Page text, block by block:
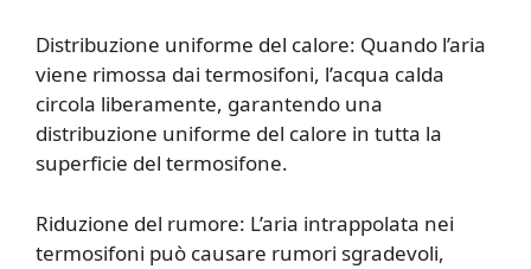
Distribuzione uniforme del calore: Quando l’aria
viene rimossa dai termosifoni, l’acqua calda
circola liberamente, garantendo una
distribuzione uniforme del calore in tutta la
superficie del termosifone.
Riduzione del rumore: L’aria intrappolata nei
termosifoni può causare rumori sgradevoli,